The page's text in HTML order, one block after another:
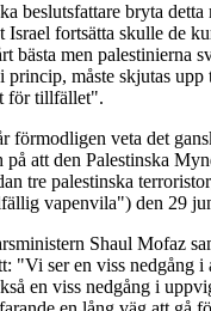
beslutsfattare bryta detta
Israel fortsätta skulle de
bästa men palestinierna
princip, måste skjutas upp
för tillfället".
förmodligen veta det
på att den Palestinska
tre palestinska
vapenvila") den 29
Shaul Mofaz
"Vi ser en viss nedgång i
en viss nedgång i